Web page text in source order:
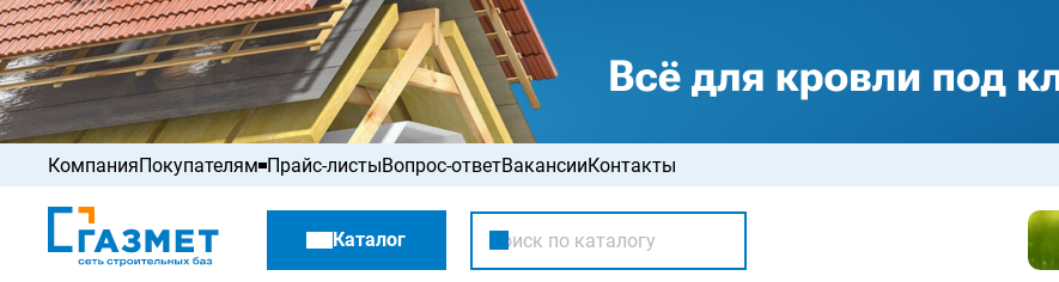
КомпанияПокупателям
Распродажа
Прайс-листыВопрос-ответВакансииКонтакты
Каталог